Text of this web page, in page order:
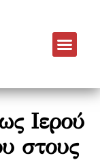
Ιερού
στους